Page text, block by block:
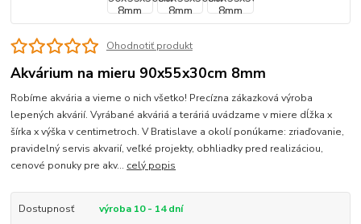
Ohodnotiť produkt
Akvárium na mieru 90x55x30cm 8mm
Robíme akvária a vieme o nich všetko! Precízna zákazková výroba
lepených akvárií. Vyrábané akváriá a teráriá uvádzame v miere dĺžka x
šírka x výška v centimetroch. V Bratislave a okolí ponúkame: zriaďovanie,
pravidelný servis akvarií, veľké projekty, obhliadky pred realizáciou,
cenové ponuky pre akv... celý popis
Dostupnosť
výroba 10 - 14 dní